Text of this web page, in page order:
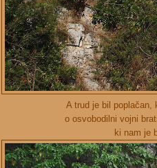
A trud je bil poplačan,
o osvobodilni vojni
ki nam je